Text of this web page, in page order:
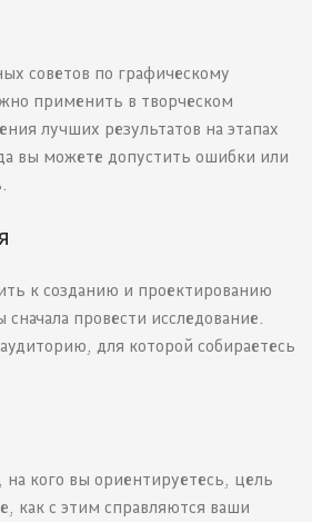
советов по графическому
применить в творческом
лучших результатов на этапах
вы можете допустить ошибки или
к созданию и проектированию
провести исследование.
для которой собираетесь
кого вы ориентируетесь, цель
как с этим справляются ваши